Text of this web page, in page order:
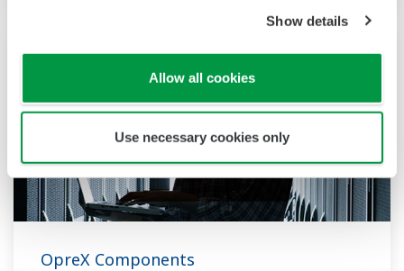
Show details
Allow all cookies
Use necessary cookies only
OpreX Components